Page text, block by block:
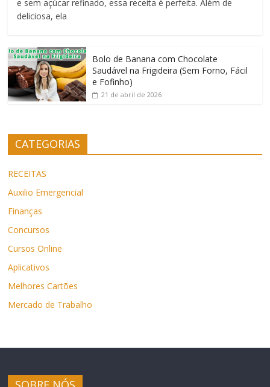
e sem açúcar refinado, essa receita é perfeita. Além de
deliciosa, ela
Bolo de Banana com Chocolate
Saudável na Frigideira (Sem Forno, Fácil
e Fofinho)
21 de abril de 2026
CATEGORIAS
RECEITAS
Auxilio Emergencial
Finanças
Concursos
Cursos Online
Aplicativos
Melhores Cartões
Mercado de Trabalho